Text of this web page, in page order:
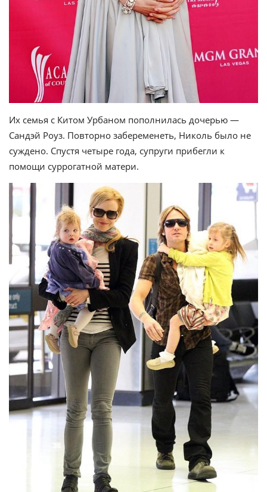
Их семья с Китом Урбаном пополнилась дочерью —
Сандэй Роуз. Повторно забеременеть, Николь было не
суждено. Спустя четыре года, супруги прибегли к
помощи суррогатной матери.